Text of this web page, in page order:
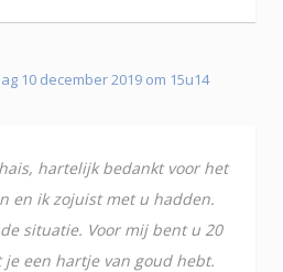
10 december 2019 om 15u14
hartelijk bedankt voor het
en ik zojuist met u hadden.
situatie. Voor mij bent u 20
een hartje van goud hebt.